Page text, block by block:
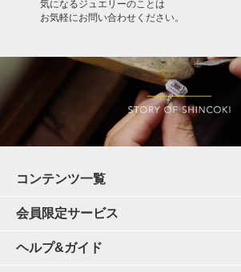
気になるジュエリーのことは
お気軽にお問い合わせください。
コンテンツ一覧
会員限定サービス
ヘルプ&ガイド